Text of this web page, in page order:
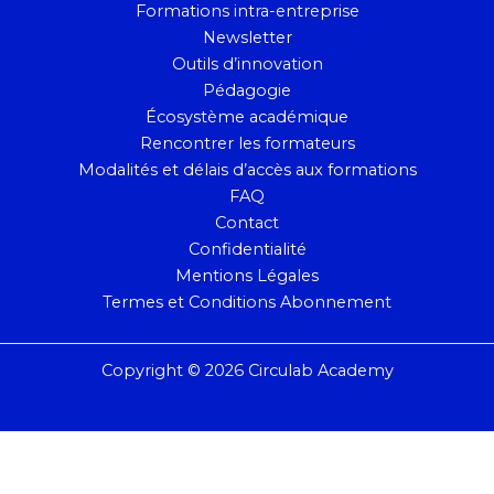
Formations intra-entreprise
Newsletter
Outils d’innovation
Pédagogie
Écosystème académique
Rencontrer les formateurs
Modalités et délais d’accès aux formations
FAQ
Contact
Confidentialité
Mentions Légales
Termes et Conditions Abonnement
Copyright © 2026 Circulab Academy